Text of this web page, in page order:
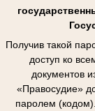
Получив такой
доступ ко
документов
«Правосудие»
паролем